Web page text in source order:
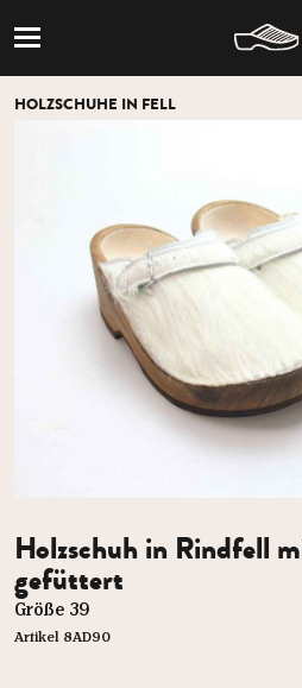
HOLZSCHUHE IN FELL
Holzschuh in Rindfell
gefüttert
Größe 39
Artikel 8AD90